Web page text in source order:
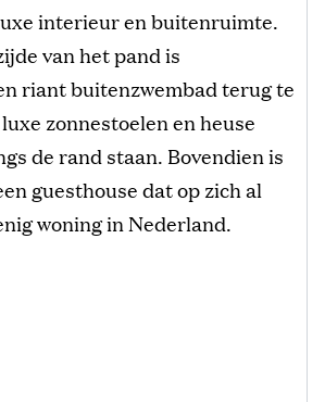
interieur en buitenruimte.
van het pand is
riant buitenzwembad terug te
zonnestoelen en heuse
de rand staan. Bovendien is
guesthouse dat op zich al
woning in Nederland.